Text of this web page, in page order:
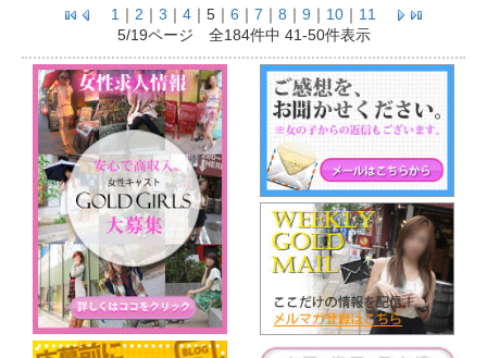
1 ｜ 2 ｜ 3 ｜ 4 ｜ 5 ｜ 6 ｜ 7 ｜ 8 ｜ 9 ｜ 10 ｜ 11
5/19ページ 全184件中 41-50件表示